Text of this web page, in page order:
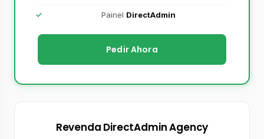
Painel DirectAdmin
Pedir Ahora
Revenda DirectAdmin Agency